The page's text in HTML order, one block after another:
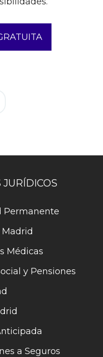
JURÍDICOS
Permanente
Médicas
y Pensiones
a Seguros